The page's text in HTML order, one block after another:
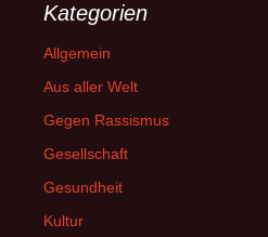
Kategorien
Allgemein
Aus aller Welt
Gegen Rassismus
Gesellschaft
Gesundheit
Kultur